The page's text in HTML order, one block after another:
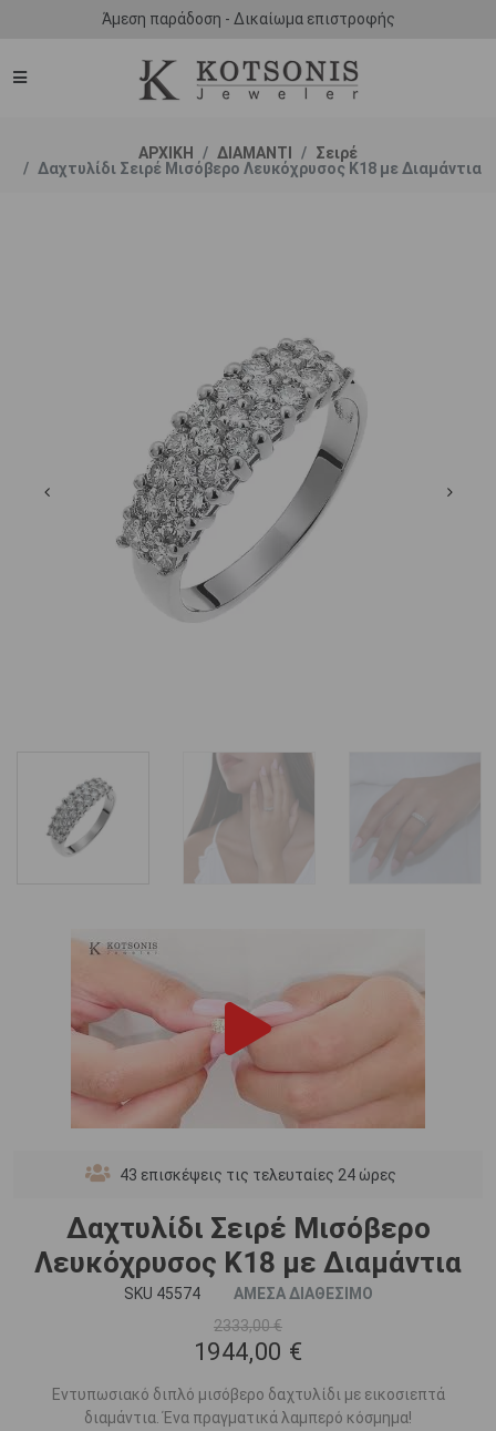
Άμεση παράδοση - Δικαίωμα επιστροφής
ΑΡΧΙΚΗ ΔΙΑΜΑΝΤΙ
Σειρέ
Δαχτυλίδι Σειρέ Μισόβερο Λευκόχρυσος Κ18 με Διαμάντια
43 επισκέψεις τις τελευταίες 24 ώρες
Δαχτυλίδι Σειρέ Μισόβερο
Λευκόχρυσος Κ18 με Διαμάντια
SKU 45574
ΑΜΕΣΑ ΔΙΑΘΕΣΙΜΟ
2333,00 €
1944,00 €
Εντυπωσιακό διπλό μισόβερο δαχτυλίδι με εικοσιεπτά
διαμάντια. Ένα πραγματικά λαμπερό κόσμημα!